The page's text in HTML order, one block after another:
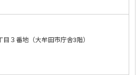
３番地（大牟田市庁舎3階）